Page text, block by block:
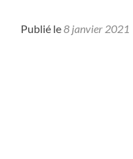
Publié le8 janvier 2021